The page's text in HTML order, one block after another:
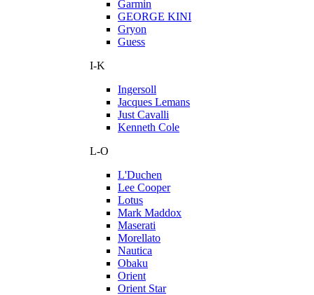
Garmin
GEORGE KINI
Gryon
Guess
I-K
Ingersoll
Jacques Lemans
Just Cavalli
Kenneth Cole
L-O
L'Duchen
Lee Cooper
Lotus
Mark Maddox
Maserati
Morellato
Nautica
Obaku
Orient
Orient Star